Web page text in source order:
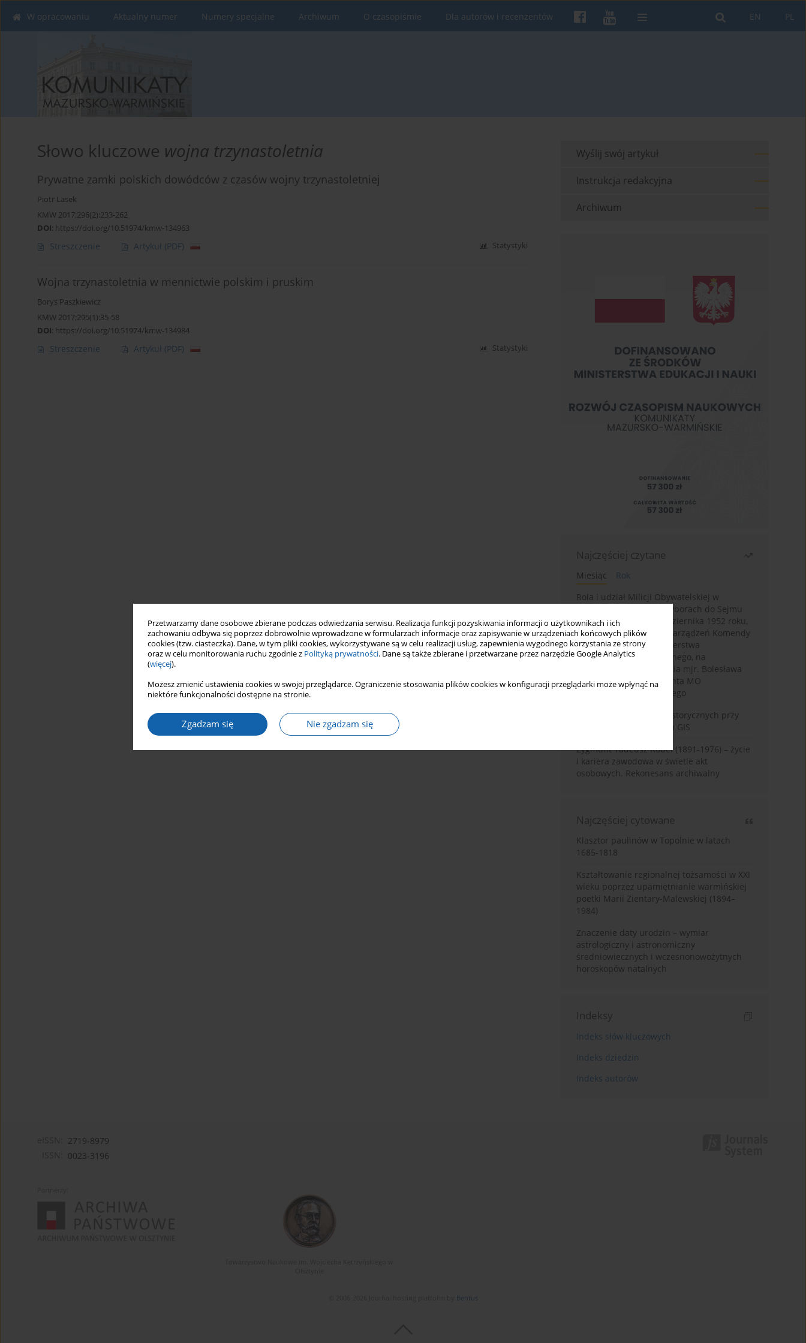
Przetwarzamy dane osobowe zbierane podczas odwiedzania serwisu. Realizacja funkcji pozyskiwania informacji o użytkownikach i ich
zachowaniu odbywa się poprzez dobrowolnie wprowadzone w formularzach informacje oraz zapisywanie w urządzeniach końcowych plików
cookies (tzw. ciasteczka). Dane, w tym pliki cookies, wykorzystywane są w celu realizacji usług, zapewnienia wygodnego korzystania ze strony
oraz w celu monitorowania ruchu zgodnie z Polityką prywatności. Dane są także zbierane i przetwarzane przez narzędzie Google Analytics
(więcej).
Możesz zmienić ustawienia cookies w swojej przeglądarce. Ograniczenie stosowania plików cookies w konfiguracji przeglądarki może wpłynąć na
niektóre funkcjonalności dostępne na stronie.
Zgadzam się Nie zgadzam się
PL
EN
W opracowaniu Aktualny numer Numery specjalne Archiwum O czasopiśmie Dla autorów i recenzentów
Słowo kluczowe wojna trzynastoletnia
Prywatne zamki polskich dowódców z czasów wojny trzynastoletniej
Piotr Lasek
KMW 2017;296(2):233-262
DOI: https://doi.org/10.51974/kmw-134963
Streszczenie Artykuł (PDF) Statystyki
Wojna trzynastoletnia w mennictwie polskim i pruskim
Borys Paszkiewicz
KMW 2017;295(1):35-58
DOI: https://doi.org/10.51974/kmw-134984
Streszczenie Artykuł (PDF) Statystyki
Wyślij swój artykuł
Instrukcja redakcyjna
Archiwum
Najczęściej czytane
Miesiąc
Rok
Rola i udział Milicji Obywatelskiej w
kampanii wyborczej i wyborach do Sejmu
PRL I kadencji z 26 października 1952 roku,
w świetle wytycznych i zarządzeń Komendy
Głównej MO oraz Ministerstwa
Bezpieczeństwa Publicznego, na
przykładzie sprawozdania mjr. Bolesława
Wyszyńskiego komendanta MO
województwa olsztyńskiego
Granica w badaniach historycznych przy
wykorzystaniu serwerów GIS
Zygmunt Tadeusz Robel (1891-1976) – życie
i kariera zawodowa w świetle akt
osobowych. Rekonesans archiwalny
Najczęściej cytowane
Klasztor paulinów w Topolnie w latach
1685-1818
Kształtowanie regionalnej tożsamości w XXI
wieku poprzez upamiętnianie warmińskiej
poetki Marii Zientary-Malewskiej (1894–
1984)
Znaczenie daty urodzin – wymiar
astrologiczny i astronomiczny
średniowiecznych i wczesnonowożytnych
horoskopów natalnych
Indeksy
Indeks słów kluczowych
Indeks dziedzin
Indeks autorów
2719-8979
0023-3196
Bentus